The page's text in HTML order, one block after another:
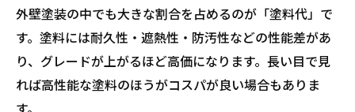
外壁塗装の中でも大きな割合を占めるのが「塗料代」で
す。塗料には耐久性・遮熱性・防汚性などの性能差があ
り、グレードが上がるほど高価になります。長い目で見
れば高性能な塗料のほうがコスパが良い場合もありま